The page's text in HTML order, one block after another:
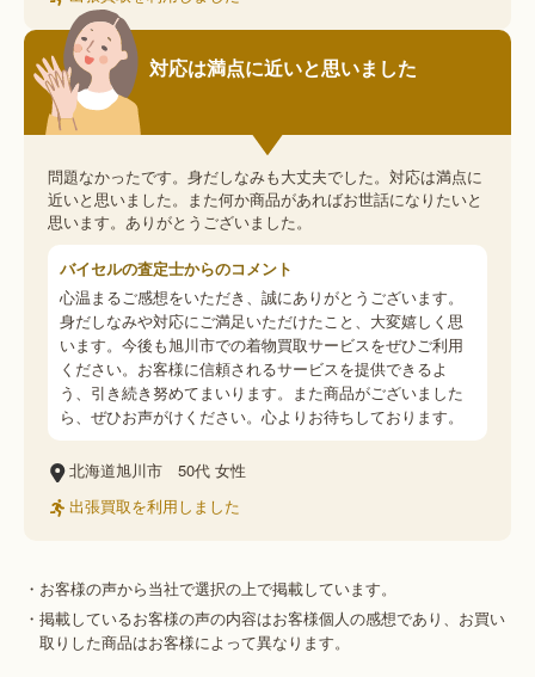
対応は満点に近いと思いました
問題なかったです。身だしなみも大丈夫でした。対応は満点に
近いと思いました。また何か商品があればお世話になりたいと
思います。ありがとうございました。
バイセルの査定士からのコメント
心温まるご感想をいただき、誠にありがとうございます。
身だしなみや対応にご満足いただけたこと、大変嬉しく思
います。今後も旭川市での着物買取サービスをぜひご利用
ください。お客様に信頼されるサービスを提供できるよ
う、引き続き努めてまいります。また商品がございました
ら、ぜひお声がけください。心よりお待ちしております。
北海道旭川市 50代 女性
出張買取を利用しました
・お客様の声から当社で選択の上で掲載しています。
・掲載しているお客様の声の内容はお客様個人の感想であり、お買い
取りした商品はお客様によって異なります。